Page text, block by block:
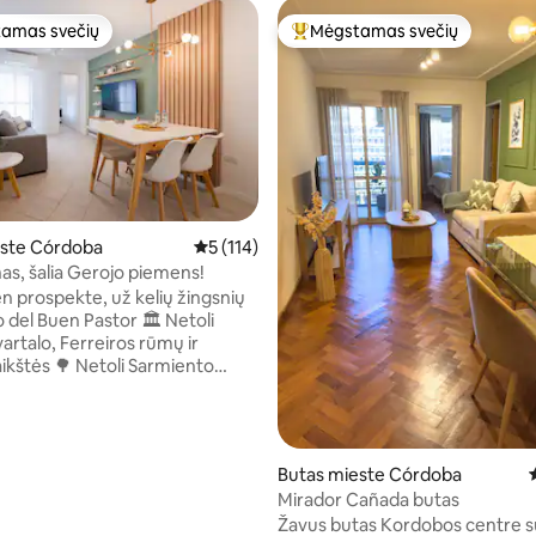
5 iš 5, atsiliepimų: 8
svečių
Córdoba Vidutinis įvertinimas: 5 iš 5, atsiliepimų: 114
5 (114)
šalia Gerojo piemens!
prospekte, už kelių žingsnių
Buen Pastor 🏛️ Netoli
Ferreiros rūmų ir
Sarmiento
Svečių mėgstamiausias
Mėgstamas svečių
Butas mieste Córdoba
Mirador Cañada butas
Žavus butas Kordobos centre